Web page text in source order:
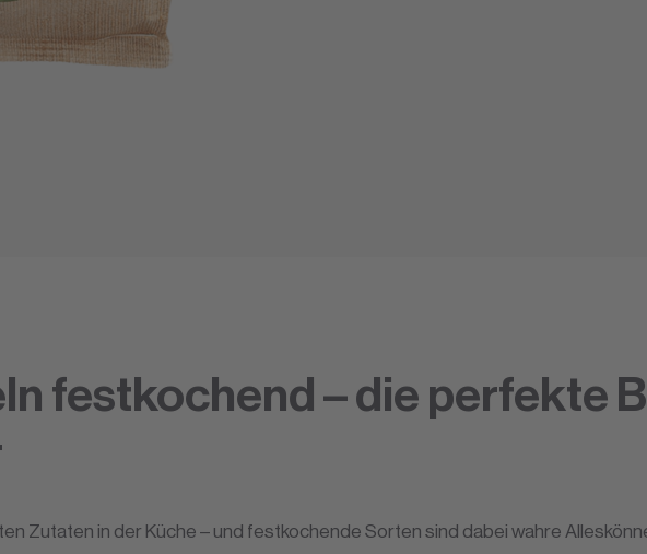
festkochend – die perfekte
Zutaten in der Küche – und festkochende Sorten sind dabei wahre